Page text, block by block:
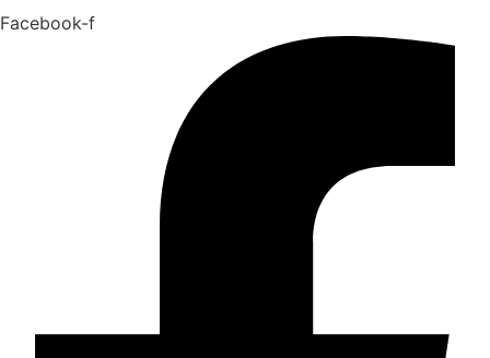
Facebook-f